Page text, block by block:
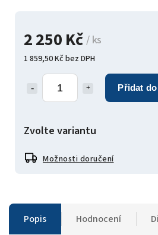
2 250 Kč/ ks
1 859,50 Kč bez DPH
Přidat
Zvolte variantu
Možnosti doručení
Popis Hodnocení